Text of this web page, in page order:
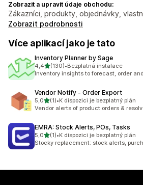
Zobrazit a upravit údaje obchodu:
Zákazníci, produkty, objednávky,
Zobrazit podrobnosti
Více aplikací jako je tato
Inventory Planner by Sage
4,4z 5 hvězd
(130)
Celkový počet recenzí: 130
•Bezplatná instalace
Inventory insights to forecast, order
Vendor Notify ‑ Order Export
5,0z 5 hvězd
(1)
Celkový počet recenzí: 1
•K dispozici je bezplatný plán
Vendor alerts of product orders &
EMRA: Stock Alerts, POs, Tasks
5,0z 5 hvězd
(1)
Celkový počet recenzí: 1
•K dispozici je bezplatný plán
Stocky replacement: stock alerts,